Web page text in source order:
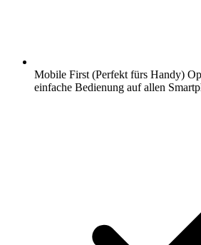
Mobile First (Perfekt fürs Handy)
einfache Bedienung auf allen